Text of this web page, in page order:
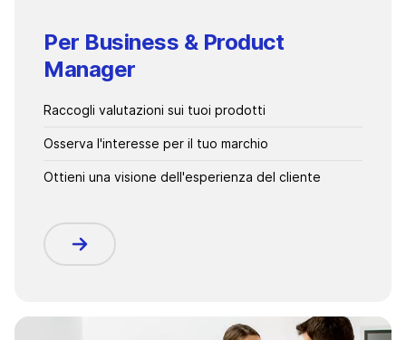
Per Business & Product
Manager
Raccogli valutazioni sui tuoi prodotti
Osserva l'interesse per il tuo marchio
Ottieni una visione dell'esperienza del cliente